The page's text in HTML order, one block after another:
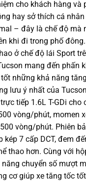
cho khách hàng và
hay sở thích cá
– đây là chế độ mà
khi đi trong phố
ở chế độ lái Sport
mang đến phấn
những khả năng
lưu ý nhất của
tiếp 1.6L T-GDi cho
vòng/phút, momen
vòng/phút. Phiên
kép 7 cấp DCT, đem
thao hơn. Cùng với
chuyển số mượt
cơ giúp xe tăng tốc